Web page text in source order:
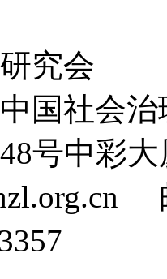
究会
国社会
号中彩